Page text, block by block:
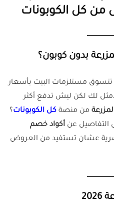
كل الكوبونات
بدون كوبون؟
مستلزمات البيت بأسعار
لك لكن ليش تدفع أكثر
من منصة كل الكوبونات؟
التفاصيل عن أكواد خصم
عشان تستفيد من العروض